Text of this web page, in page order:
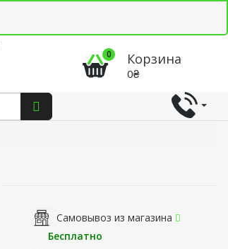
0 Корзина
0₴
Самовывоз из магазина
Бесплатно